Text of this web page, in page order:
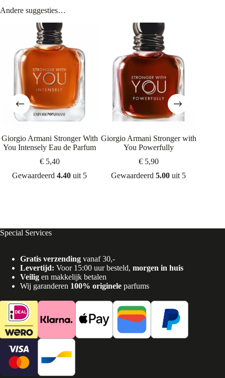
Andere suggesties…
Giorgio Armani Stronger With
You Intensely Eau de Parfum
€5,40
Gewaardeerd4.40 uit 5
Giorgio Armani Stronger with
You Powerfully
€5,90
Gewaardeerd5.00 uit 5
Special Services
Gratis verzending vanaf 30,-
Levertijd: Voor 15:00 uur besteld, morgen in huis
Veilig en makkelijk betalen
Wij garanderen 100% originele parfums